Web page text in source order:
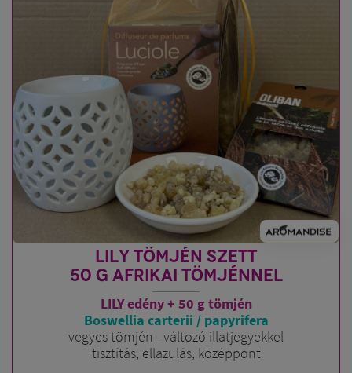
LILY TÖMJÉN SZETT
50 G AFRIKAI TÖMJÉNNEL
LILY edény + 50 g tömjén
Boswellia carterii / papyrifera
vegyes tömjén - változó illatjegyekkel
tisztítás, ellazulás, középpont